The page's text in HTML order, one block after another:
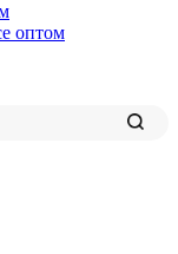
оптом